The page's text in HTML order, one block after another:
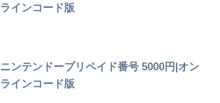
ラインコード版
ニンテンドープリペイド番号 5000円|オン
ラインコード版